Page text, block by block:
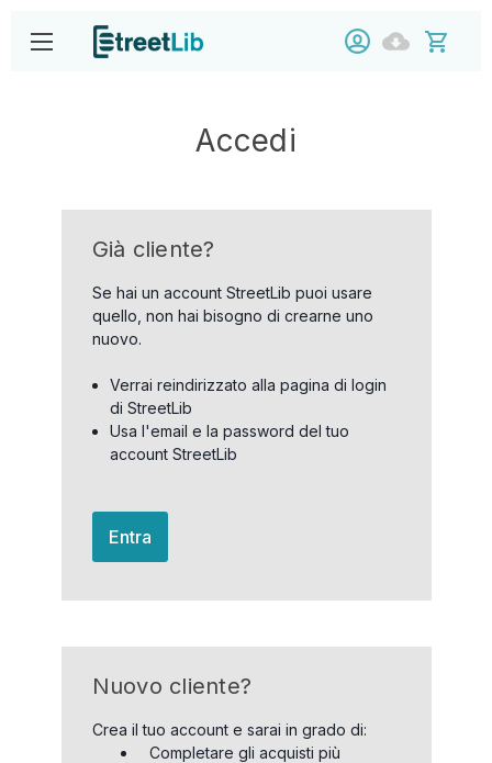
Accedi
Già cliente?
Se hai un account StreetLib puoi usare
quello, non hai bisogno di crearne uno
nuovo.
Verrai reindirizzato alla pagina di login
di StreetLib
Usa l'email e la password del tuo
account StreetLib
Entra
Nuovo cliente?
Crea il tuo account e sarai in grado di:
Completare gli acquisti più